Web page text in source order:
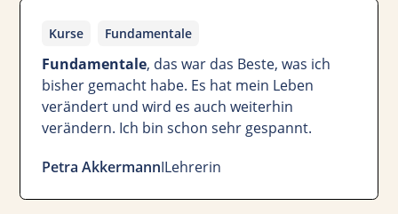
Kurse Fundamentale
Fundamentale, das war das Beste, was ich
bisher gemacht habe. Es hat mein Leben
verändert und wird es auch weiterhin
verändern. Ich bin schon sehr gespannt.
Petra AkkermannILehrerin